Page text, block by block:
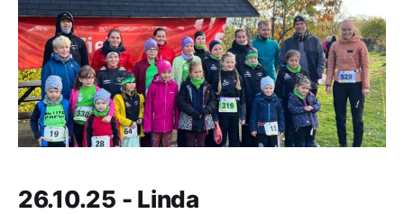
26.10.25 - Linda